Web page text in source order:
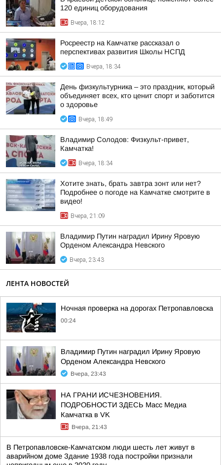
120 единиц оборудования
Вчера, 18:12
Росреестр на Камчатке рассказал о
перспективах развития Школы НСПД
Вчера, 18:34
День физкультурника – это праздник, который
объединяет всех, кто ценит спорт и заботится
о здоровье
Вчера, 18:49
Владимир Солодов: Физкульт-привет,
Камчатка!
Вчера, 18:34
Хотите знать, брать завтра зонт или нет?
Подробнее о погоде на Камчатке смотрите в
видео!
Вчера, 21:09
Владимир Путин наградил Ирину Яровую
Орденом Александра Невского
Вчера, 23:43
ЛЕНТА НОВОСТЕЙ
Ночная проверка на дорогах Петропавловска
00:24
Владимир Путин наградил Ирину Яровую
Орденом Александра Невского
Вчера, 23:43
НА ГРАНИ ИСЧЕЗНОВЕНИЯ.
ПОДРОБНОСТИ ЗДЕСЬ Масс Медиа
Камчатка в VK
Вчера, 21:43
В Петропавловске-Камчатском люди шесть лет живут в
аварийном доме Здание 1938 года постройки признали